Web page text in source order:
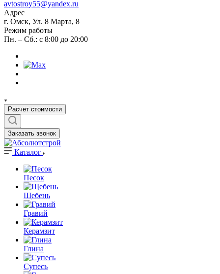
avtostroy55@yandex.ru
Адрес
г. Омск, Ул. 8 Марта, 8
Режим работы
Пн. – Сб.: с 8:00 до 20:00
Расчет стоимости
Заказать звонок
Каталог
Песок
Щебень
Гравий
Керамзит
Глина
Супесь